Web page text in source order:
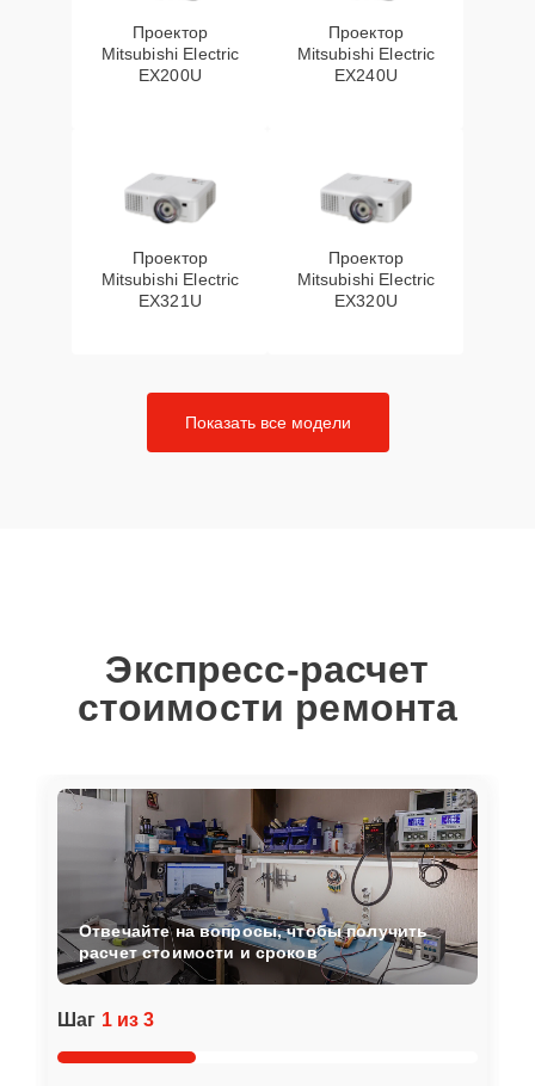
Проектор
Mitsubishi Electric
EX200U
Проектор
Mitsubishi Electric
EX240U
Проектор
Mitsubishi Electric
EX321U
Проектор
Mitsubishi Electric
EX320U
Показать все модели
Экспресс-расчет
стоимости ремонта
Шаг 1 из 3
Отвечайте на вопросы, чтобы получить
расчет стоимости и сроков